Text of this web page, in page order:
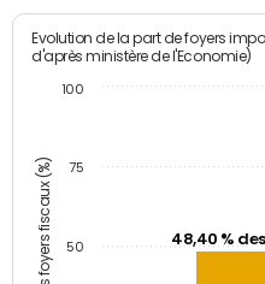
Part des foyers fiscaux (%)
Evolution de la part de foyers
d'après ministère de l'Economie)
48,40 %
50
75
100